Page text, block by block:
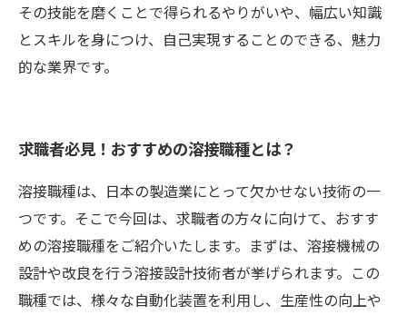
その技能を磨くことで得られるやりがいや、幅広い知識
とスキルを身につけ、自己実現することのできる、魅力
的な業界です。
求職者必見！おすすめの溶接職種とは？
溶接職種は、日本の製造業にとって欠かせない技術の一
つです。そこで今回は、求職者の方々に向けて、おすす
めの溶接職種をご紹介いたします。まずは、溶接機械の
設計や改良を行う溶接設計技術者が挙げられます。この
職種では、様々な自動化装置を利用し、生産性の向上や